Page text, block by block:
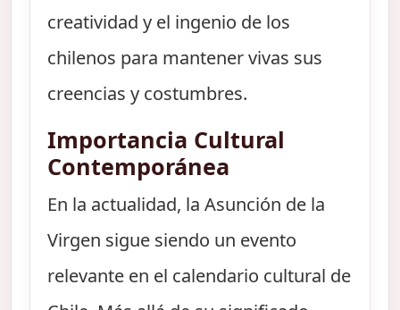
creatividad y el ingenio de los
chilenos para mantener vivas sus
creencias y costumbres.
Importancia Cultural
Contemporánea
En la actualidad, la Asunción de la
Virgen sigue siendo un evento
relevante en el calendario cultural de